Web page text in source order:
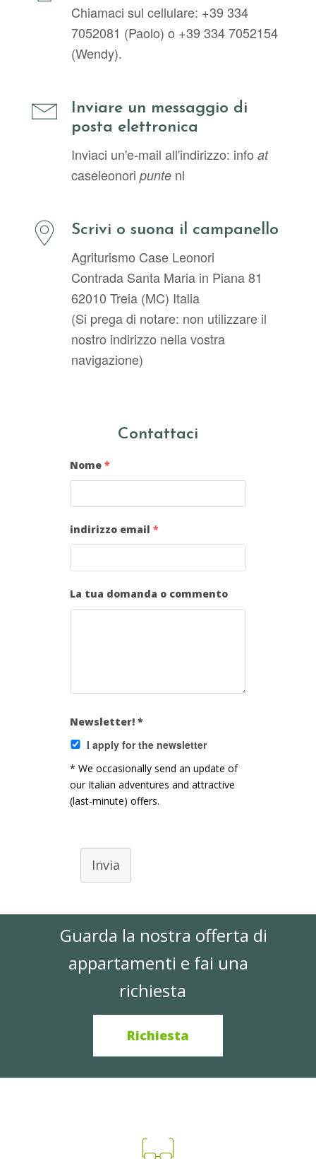
Chiamaci sul cellulare: +39 334
7052081 (Paolo) o +39 334 7052154
(Wendy).
Inviare un messaggio di
posta elettronica
Inviaci un'e-mail all'indirizzo: info at
caseleonori punte nl
Scrivi o suona il campanello
Agriturismo Case Leonori
Contrada Santa Maria in Piana 81
62010 Treia (MC) Italia
(Si prega di notare: non utilizzare il
nostro indirizzo nella vostra
navigazione)
Contattaci
Nome *
indirizzo email *
La tua domanda o commento
Newsletter! *
I apply for the newsletter
* We occasionally send an update of
our Italian adventures and attractive
(last-minute) offers.
Invia
Guarda la nostra offerta di
appartamenti e fai una
richiesta
Richiesta